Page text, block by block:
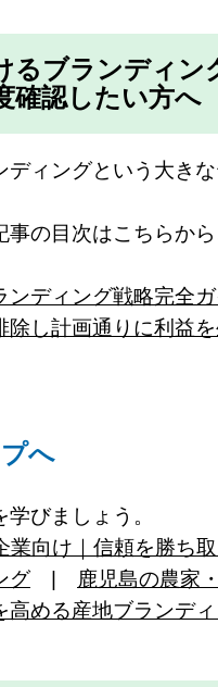
るブランディン
確認したい方へ
ディングという大き
事の目次はこちらか
ンディング戦略完全
除し計画通りに利益
へ
びましょう。
業向け｜信頼を勝ち
グ| 鹿児島の農家
高める産地ブランデ